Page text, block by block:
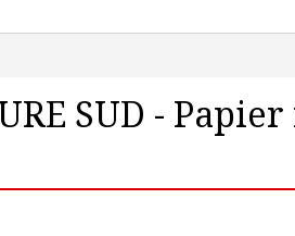
SUD - Papier